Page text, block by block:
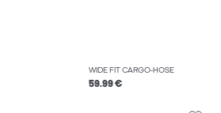
WIDE FIT CARGO-HOSE
59.99 €